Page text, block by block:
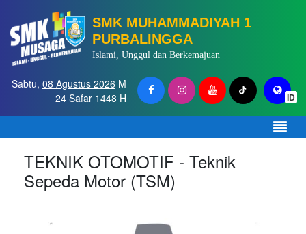
SMK MUHAMMADIYAH 1
PURBALINGGA
Islami, Unggul dan Berkemajuan
ID
Sabtu, 08 Agustus 2026 M
24 Safar 1448 H
TEKNIK OTOMOTIF - Teknik
Sepeda Motor (TSM)